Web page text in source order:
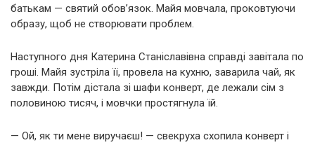
батькам — святий обов’язок. Майя мовчала, проковтуючи
образу, щоб не створювати проблем.
Наступного дня Катерина Станіславівна справді завітала по
гроші. Майя зустріла її, провела на кухню, заварила чай, як
завжди. Потім дістала зі шафи конверт, де лежали сім з
половиною тисяч, і мовчки простягнула їй.
— Ой, як ти мене виручаєш! — свекруха схопила конверт і